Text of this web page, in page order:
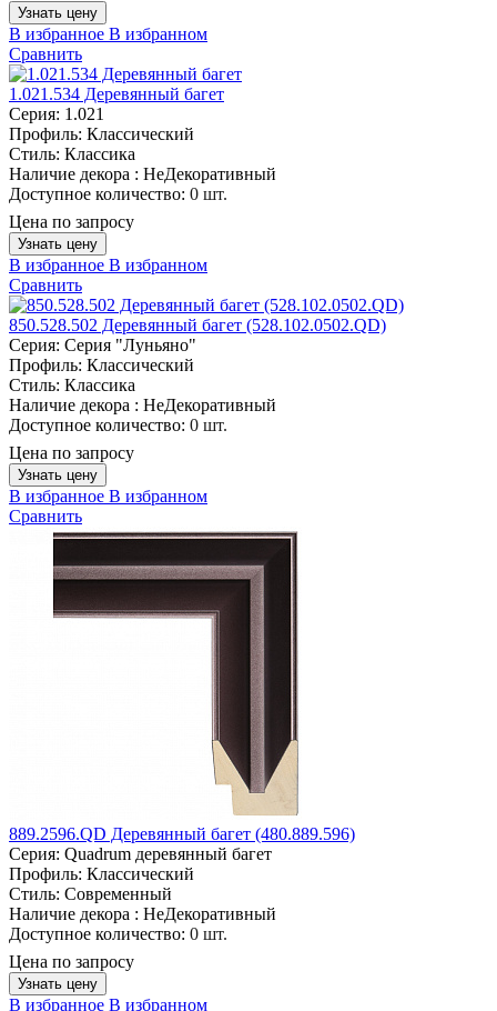
Узнать цену
В избранное В избранном
Сравнить
1.021.534 Деревянный багет
Серия: 1.021
Профиль: Классический
Стиль: Классика
Наличие декора : НеДекоративный
Доступное количество: 0 шт.
Цена по запросу
Узнать цену
В избранное В избранном
Сравнить
850.528.502 Деревянный багет (528.102.0502.QD)
Серия: Серия "Луньяно"
Профиль: Классический
Стиль: Классика
Наличие декора : НеДекоративный
Доступное количество: 0 шт.
Цена по запросу
Узнать цену
В избранное В избранном
Сравнить
889.2596.QD Деревянный багет (480.889.596)
Серия: Quadrum деревянный багет
Профиль: Классический
Стиль: Современный
Наличие декора : НеДекоративный
Доступное количество: 0 шт.
Цена по запросу
Узнать цену
В избранное В избранном